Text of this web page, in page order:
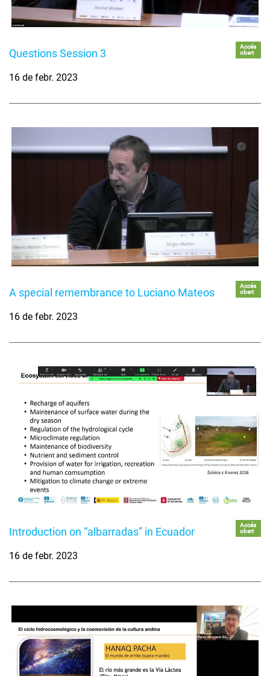
Questions Session 3
Accés
obert
16 de febr. 2023
A special remembrance to Luciano Mateos
Accés
obert
16 de febr. 2023
Introduction on “albarradas” in Ecuador
Accés
obert
16 de febr. 2023